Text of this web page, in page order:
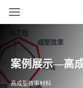
案例展示—高
高成型效率材料